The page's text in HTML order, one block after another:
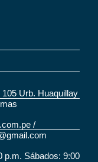
Urb. Huaquillay
/
p.m. Sábados: 9:00